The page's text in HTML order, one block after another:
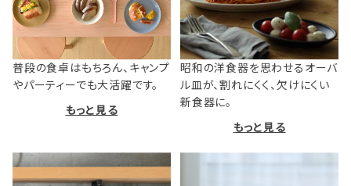
普段の食卓はもちろん、キャンプ
やパーティーでも大活躍です。
もっと見る
昭和の洋食器を思わせるオーバ
ル皿が、割れにくく、欠けにくい
新食器に。
もっと見る